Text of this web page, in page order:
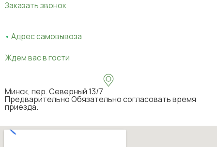
Заказать звонок
• Адрес самовывоза
Ждем вас в гости
Минск, пер. Северный 13/7
Предварительно Обязательно согласовать время
приезда.